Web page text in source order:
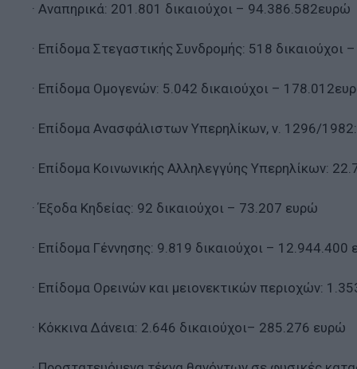
· Αναπηρικά: 201.801 δικαιούχοι – 94.386.582ευρώ
· Επίδομα Στεγαστικής Συνδρομής: 518 δικαιούχοι
· Επίδομα Ομογενών: 5.042 δικαιούχοι –
· Επίδομα Ανασφάλιστων Υπερηλίκων, ν. 1296/
· Επίδομα Κοινωνικής Αλληλεγγύης Υπερηλίκων:
· Έξοδα Κηδείας: 92 δικαιούχοι – 73.207 ευρώ
· Επίδομα Γέννησης: 9.819 δικαιούχοι – 12.944.400
· Επίδομα Ορεινών και μειονεκτικών περιοχών:
· Κόκκινα Δάνεια: 2.646 δικαιούχοι– 285.276 ευρώ